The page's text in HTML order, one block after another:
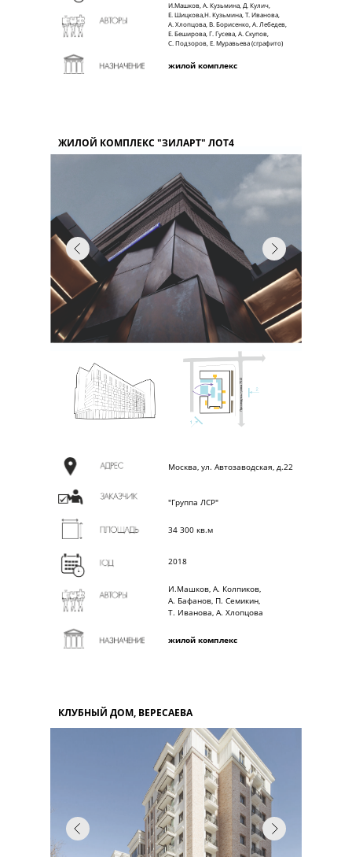
И.Машков, А. Кузьмина, Д. Кулич,
Е. Шицкова,Н. Кузьмина, Т. Иванова,
А. Хлопцова, В. Борисенко, А. Лебедев,
Е. Беширова, Г. Гусева, А. Скупов,
С. Подзоров, Е. Муравьева (сграфито)
жилой комплекс
Москва, ул. Автозаводская, д.22
"Группа ЛСР"
34 300 кв.м
2018
И.Машков, А. Колпиков,
А. Бафанов, П. Семикин,
Т. Иванова, А. Хлопцова
жилой комплекс
ЖИЛОЙ КОМПЛЕКС "ЗИЛАРТ" ЛОТ4
КЛУБНЫЙ ДОМ, ВЕРЕСАЕВА